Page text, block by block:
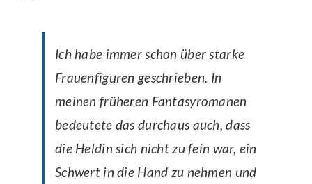
Ich habe immer schon über starke
Frauenfiguren geschrieben. In
meinen früheren Fantasyromanen
bedeutete das durchaus auch, dass
die Heldin sich nicht zu fein war, ein
Schwert in die Hand zu nehmen und